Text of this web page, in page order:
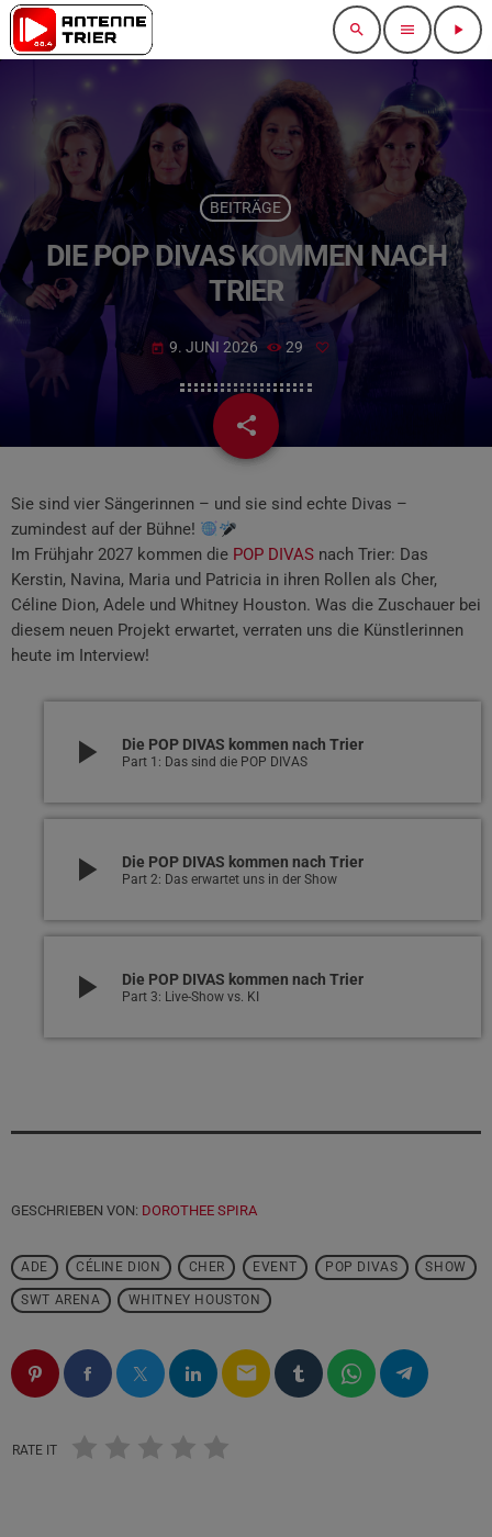
search menu play_arrow
BEITRÄGE
DIE POP DIVAS KOMMEN NACH
TRIER
today 9. JUNI 2026 29
share
email
Sie sind vier Sängerinnen – und sie sind echte Divas –
zumindest auf der Bühne!
Im Frühjahr 2027 kommen die POP DIVAS nach Trier: Das
Kerstin, Navina, Maria und Patricia in ihren Rollen als Cher,
Céline Dion, Adele und Whitney Houston. Was die Zuschauer bei
diesem neuen Projekt erwartet, verraten uns die Künstlerinnen
heute im Interview!
play_arrow Die POP DIVAS kommen nach Trier
Part 1: Das sind die POP DIVAS
play_arrow Die POP DIVAS kommen nach Trier
Part 2: Das erwartet uns in der Show
play_arrow Die POP DIVAS kommen nach Trier
Part 3: Live-Show vs. KI
GESCHRIEBEN VON: DOROTHEE SPIRA
ADE CÉLINE DION CHER EVENT POP DIVAS SHOW
SWT ARENA WHITNEY HOUSTON
email
RATE IT